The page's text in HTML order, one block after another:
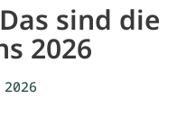
sind die
2026